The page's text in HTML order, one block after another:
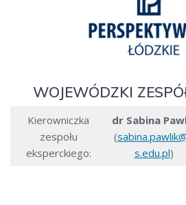
WOJEWÓDZKI
Kierowniczka
zespołu
eksperckiego:
dr Sabina
(
s.edu.pl)